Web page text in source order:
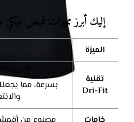
إليك أبرز مميزات قميص
الميزة
تقنية
Dri-Fit
تساعد على
بسرعة، مما